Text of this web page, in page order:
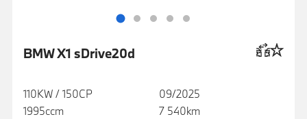
BMW X1 sDrive20d
110KW / 150CP
1995ccm
09/2025
7 540km